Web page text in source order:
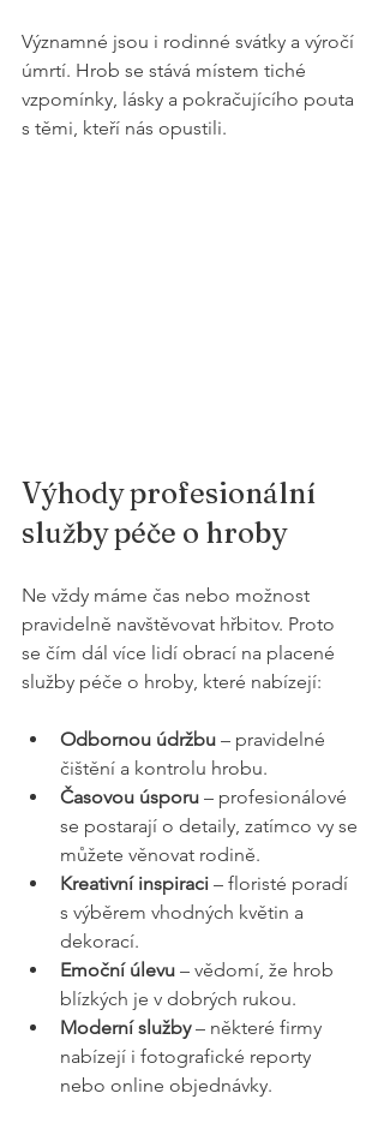
Významné jsou i rodinné svátky a výročí
úmrtí. Hrob se stává místem tiché
vzpomínky, lásky a pokračujícího pouta
s těmi, kteří nás opustili.
Výhody profesionální
služby péče o hroby
Ne vždy máme čas nebo možnost
pravidelně navštěvovat hřbitov. Proto
se čím dál více lidí obrací na placené
služby péče o hroby, které nabízejí:
Odbornou údržbu – pravidelné
čištění a kontrolu hrobu.
Časovou úsporu – profesionálové
se postarají o detaily, zatímco vy se
můžete věnovat rodině.
Kreativní inspiraci – floristé poradí
s výběrem vhodných květin a
dekorací.
Emoční úlevu – vědomí, že hrob
blízkých je v dobrých rukou.
Moderní služby – některé firmy
nabízejí i fotografické reporty
nebo online objednávky.